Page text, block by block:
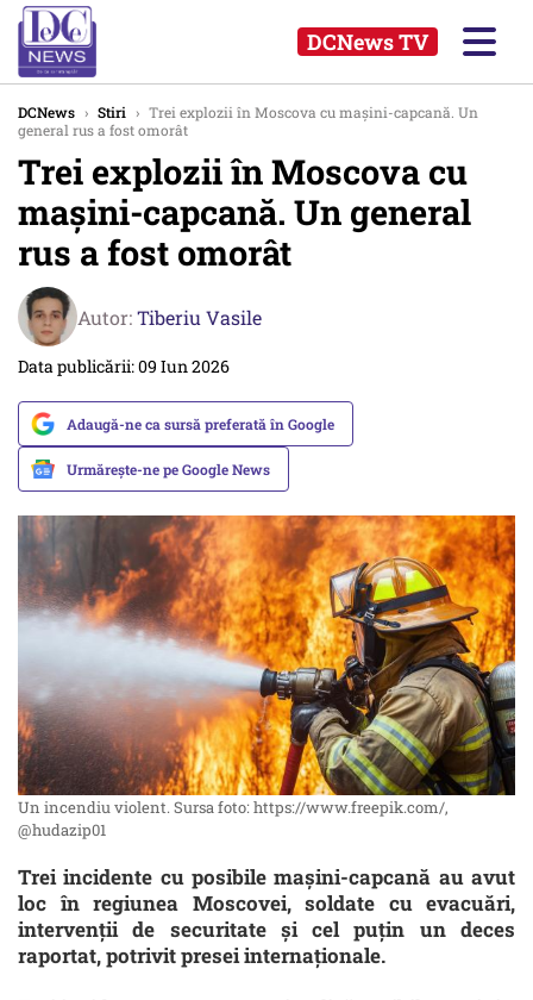
DCNews TV
DCNews › Stiri › Trei explozii în Moscova cu mașini-capcană. Un
general rus a fost omorât
Trei explozii în Moscova cu
mașini-capcană. Un general
rus a fost omorât
Autor:Tiberiu Vasile
Data publicării: 09 Iun 2026
Adaugă-ne ca sursă preferată în Google
Urmărește-ne pe Google News
Un incendiu violent. Sursa foto: https://www.freepik.com/,
@hudazip01
Trei incidente cu posibile mașini-capcană au avut
loc în regiunea Moscovei, soldate cu evacuări,
intervenții de securitate și cel puțin un deces
raportat, potrivit presei internaționale.